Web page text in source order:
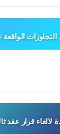
لالغاء قرار عقد